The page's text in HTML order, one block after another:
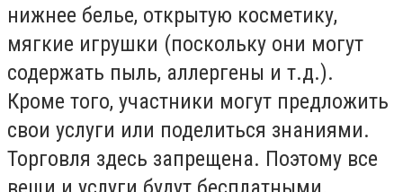
нижнее белье, открытую косметику,
мягкие игрушки (поскольку они могут
содержать пыль, аллергены и т.д.).
Кроме того, участники могут предложить
свои услуги или поделиться знаниями.
Торговля здесь запрещена. Поэтому все